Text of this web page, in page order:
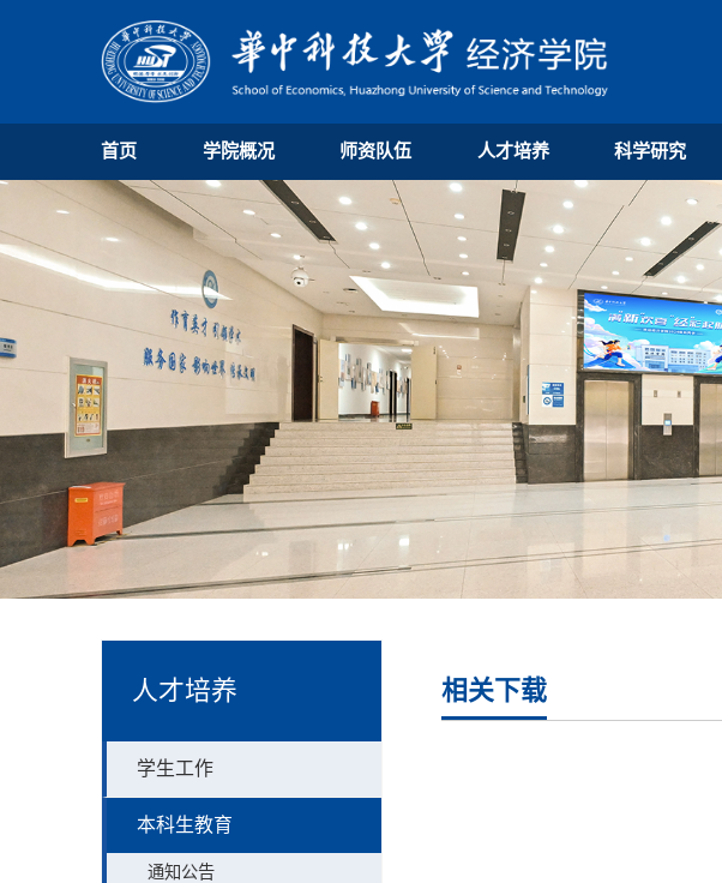
首页 学院概况 师资队伍 人才培养 科学研究
人才培养
学生工作
本科生教育
通知公告
相关下载